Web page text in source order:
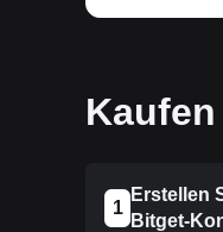
1
Erstellen
Bitget-